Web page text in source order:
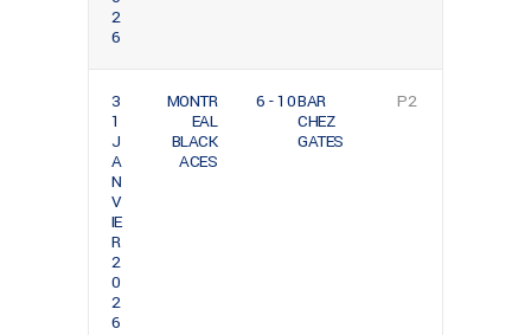
2
6
3
1
J
A
N
V
IE
R
2
0
2
6
MONTR
EAL
BLACK
ACES
6 - 10BAR
CHEZ
GATES
P2